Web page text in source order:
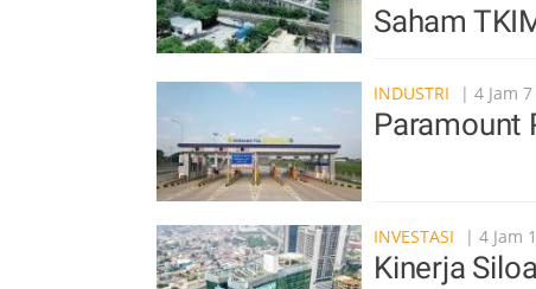
Saham
INDUSTRI | 4 Jam
Paramount
INVESTASI | 4 Jam
Kinerja